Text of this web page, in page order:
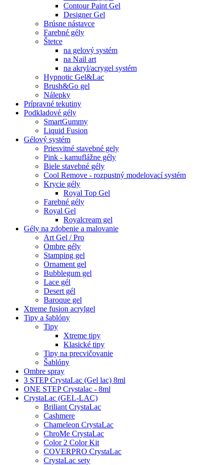
Contour Paint Gel
Designer Gel
Brúsne nástavce
Farebné gély
Štetce
na gelový systém
na Nail art
na akryl/acrygel systém
Hypnotic Gel&Lac
Brush&Go gel
Nálepky
Prípravné tekutiny
Podkladové gély
SmartGummy
Liquid Fusion
Gélový systém
Priesvitné stavebné gely
Pink - kamuflážne gély
Biele stavebné gély
Cool Remove - rozpustný modelovací systém
Krycie gély
Royal Top Gel
Farebné gély
Royal Gel
Royalcream gel
Gély na zdobenie a malovanie
Art Gel / Pro
Ombre gély
Stamping gel
Ornament gel
Bubblegum gel
Lace gél
Desert gél
Baroque gel
Xtreme fusion acrylgel
Tipy a šablóny
Tipy
Xtreme tipy
Klasické tipy
Tipy na precvičovanie
Šablóny
Ombre spray
3 STEP CrystaLac (Gel lac) 8ml
ONE STEP Crystalac - 8ml
CrystaLac (GEL-LAC)
Briliant CrystaLac
Cashmere
Chameleon CrystaLac
ChroMe CrystaLac
Color 2 Color Kit
COVERPRO CrystaLac
CrystaLac sety